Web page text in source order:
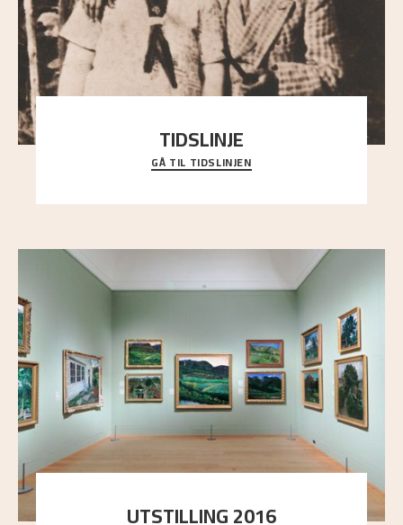
TIDSLINJE
Bli kjent med Nikolai Astrups liv, kunstnerskap og
ettermæle i en interaktiv presentasjon.
GÅ TIL TIDSLINJEN
UTSTILLING 2016